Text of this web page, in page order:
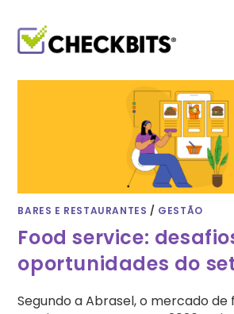
conteúdo
BARES E RESTAURANTES / GESTÃO
Food service:
oportunidades do
Segundo a Abrasel, o mercado de